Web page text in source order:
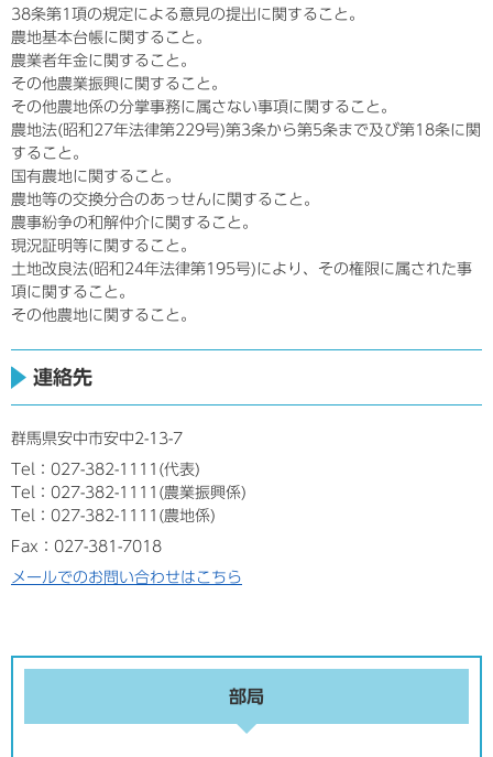
38条第1項の規定による意見の提出に関すること。
農地基本台帳に関すること。
農業者年金に関すること。
その他農業振興に関すること。
その他農地係の分掌事務に属さない事項に関すること。
農地法(昭和27年法律第229号)第3条から第5条まで及び第18条に関
すること。
国有農地に関すること。
農地等の交換分合のあっせんに関すること。
農事紛争の和解仲介に関すること。
現況証明等に関すること。
土地改良法(昭和24年法律第195号)により、その権限に属された事
項に関すること。
その他農地に関すること。
連絡先
群馬県安中市安中2-13-7
Tel：027-382-1111
代表
Tel：027-382-1111
農業振興係
Tel：027-382-1111
農地係
Fax：027-381-7018
メールでのお問い合わせはこちら
部局